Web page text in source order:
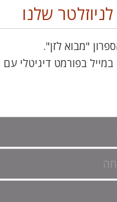
שלנו
"מבוא לזן".
במייל בפורמט דיגיטלי